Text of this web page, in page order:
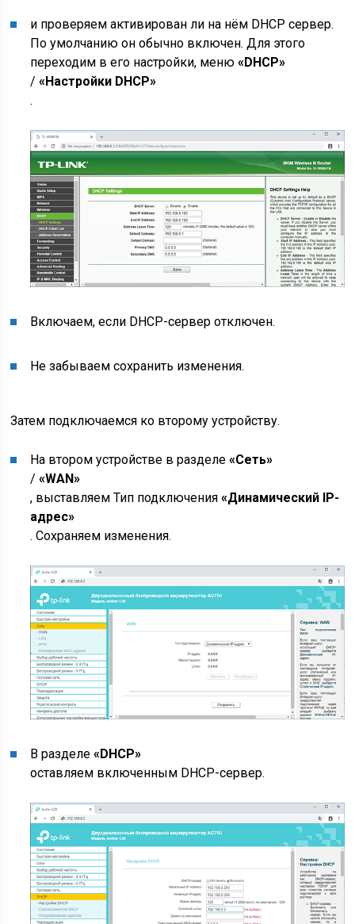
и проверяем активирован ли на нём DHCP сервер.
По умолчанию он обычно включен. Для этого
переходим в его настройки, меню«DHCP»
/«Настройки DHCP»
.
Включаем, если DHCP-сервер отключен.
Не забываем сохранить изменения.
Затем подключаемся ко второму устройству.
На втором устройстве в разделе«Сеть»
/«WAN»
, выставляем Тип подключения«Динамический IP-
адрес»
. Сохраняем изменения.
В разделе«DHCP»
оставляем включенным DHCP-сервер.